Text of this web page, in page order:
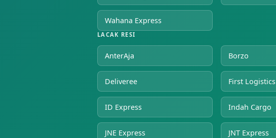
Wahana Express
LACAK RESI
AnterAja Borzo
Deliveree First Logistics
ID Express Indah Cargo
JNE Express JNT Express